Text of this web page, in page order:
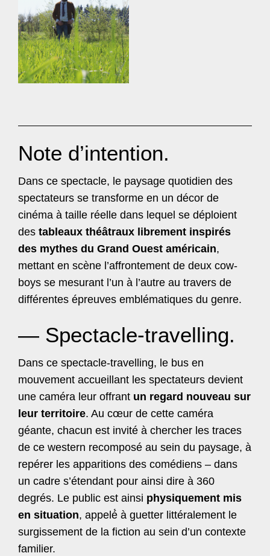
Note d’intention.
Dans ce spectacle, le paysage quotidien des
spectateurs se transforme en un décor de
cinéma à taille réelle dans lequel se déploient
des tableaux théâtraux librement inspirés
des mythes du Grand Ouest américain,
mettant en scène l’affrontement de deux cow-
boys se mesurant l’un à l’autre au travers de
différentes épreuves emblématiques du genre.
— Spectacle-travelling.
Dans ce spectacle-travelling, le bus en
mouvement accueillant les spectateurs devient
une caméra leur offrant un regard nouveau sur
leur territoire. Au cœur de cette caméra
géante, chacun est invité à chercher les traces
de ce western recomposé au sein du paysage, à
repérer les apparitions des comédiens – dans
un cadre s’étendant pour ainsi dire à 360
degrés. Le public est ainsi physiquement mis
en situation, appelé́ à guetter littéralement le
surgissement de la fiction au sein d’un contexte
familier.